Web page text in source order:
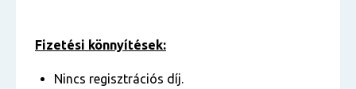
Fizetési könnyítések:
Nincs regisztrációs díj.